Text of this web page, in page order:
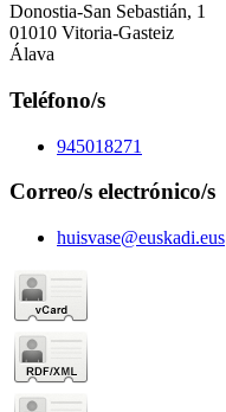
Donostia-San Sebastián, 1
01010 Vitoria-Gasteiz
Álava
Teléfono/s
945018271
Correo/s electrónico/s
huisvase@euskadi.eus